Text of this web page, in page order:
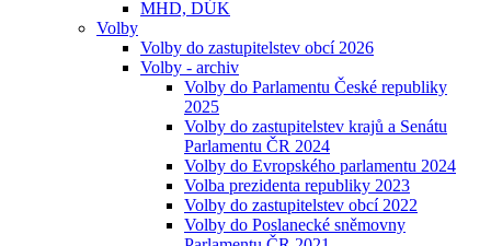
MHD, DÚK
Volby
Volby do zastupitelstev obcí 2026
Volby - archiv
Volby do Parlamentu České republiky
2025
Volby do zastupitelstev krajů a Senátu
Parlamentu ČR 2024
Volby do Evropského parlamentu 2024
Volba prezidenta republiky 2023
Volby do zastupitelstev obcí 2022
Volby do Poslanecké sněmovny